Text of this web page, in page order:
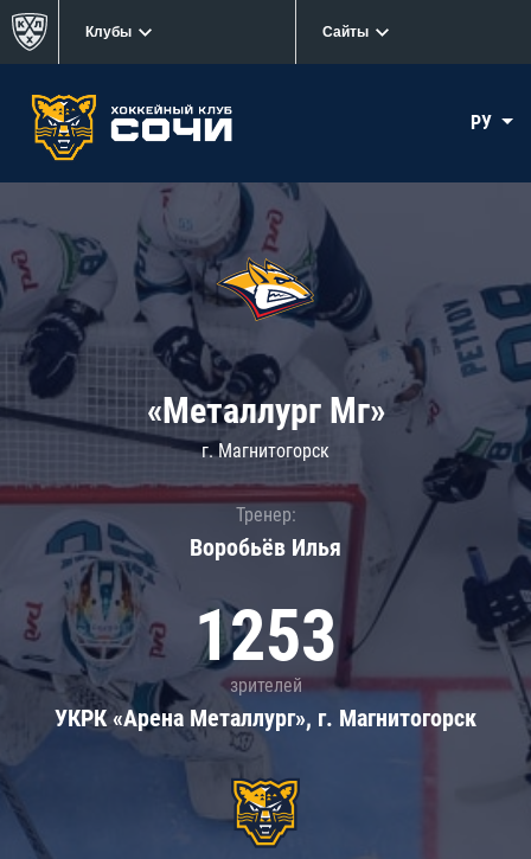
Клубы Сайты
РУ
«Металлург Мг»
г. Магнитогорск
Тренер:
Воробьёв Илья
1253
зрителей
УКРК «Арена Металлург», г. Магнитогорск